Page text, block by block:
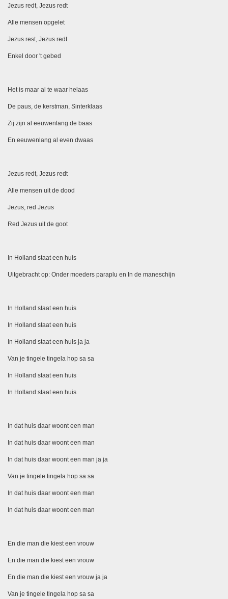
Jezus redt, Jezus redt
Alle mensen opgelet
Jezus rest, Jezus redt
Enkel door 't gebed
Het is maar al te waar helaas
De paus, de kerstman, Sinterklaas
Zij zijn al eeuwenlang de baas
En eeuwenlang al even dwaas
Jezus redt, Jezus redt
Alle mensen uit de dood
Jezus, red Jezus
Red Jezus uit de goot
In Holland staat een huis
Uitgebracht op: Onder moeders paraplu en In de maneschijn
In Holland staat een huis
In Holland staat een huis
In Holland staat een huis ja ja
Van je tingele tingela hop sa sa
In Holland staat een huis
In Holland staat een huis
In dat huis daar woont een man
In dat huis daar woont een man
In dat huis daar woont een man ja ja
Van je tingele tingela hop sa sa
In dat huis daar woont een man
In dat huis daar woont een man
En die man die kiest een vrouw
En die man die kiest een vrouw
En die man die kiest een vrouw ja ja
Van je tingele tingela hop sa sa